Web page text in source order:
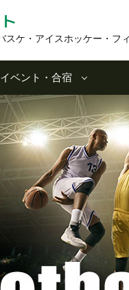
スケ・アイスホッケー・フ
イベント・合宿